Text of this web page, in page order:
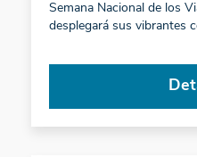
Semana Nacional de los
desplegará sus vibrantes